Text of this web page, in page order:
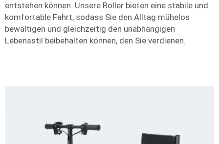
entstehen können. Unsere Roller bieten eine stabile und
komfortable Fahrt, sodass Sie den Alltag mühelos
bewältigen und gleichzeitig den unabhängigen
Lebensstil beibehalten können, den Sie verdienen.